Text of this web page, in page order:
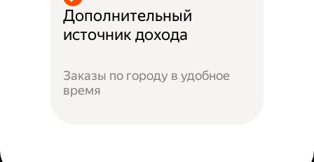
Дополнительный
источник дохода
Заказы по городу в удобное
время